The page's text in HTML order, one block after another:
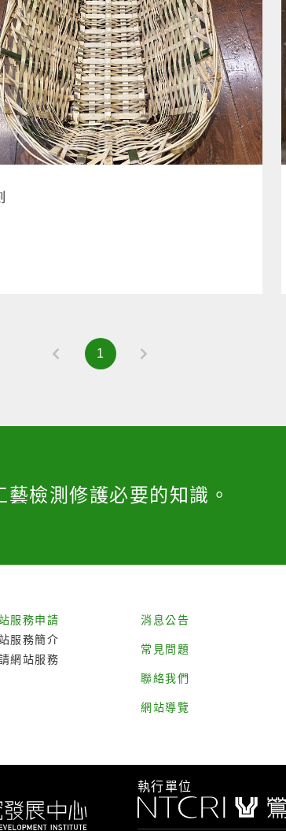
前往上一頁
1
前往下一頁
檢測修護必要的知識。
服務申請
服務簡介
網站服務
消息公告
常見問題
聯絡我們
網站導覽
執行單位